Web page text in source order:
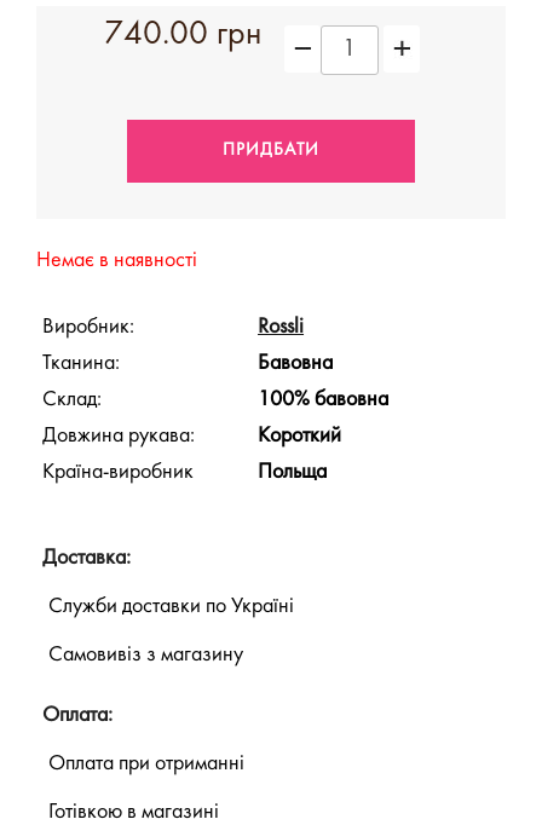
740.00 грн
Немає в наявності
Виробник:
Rossli
Тканина:
Бавовна
Склад:
100% бавовна
Довжина рукава:
Короткий
Країна-виробник
Польща
Доставка:
Служби доставки по Україні
Самовивіз з магазину
Оплата:
Оплата при отриманні
Готівкою в магазині